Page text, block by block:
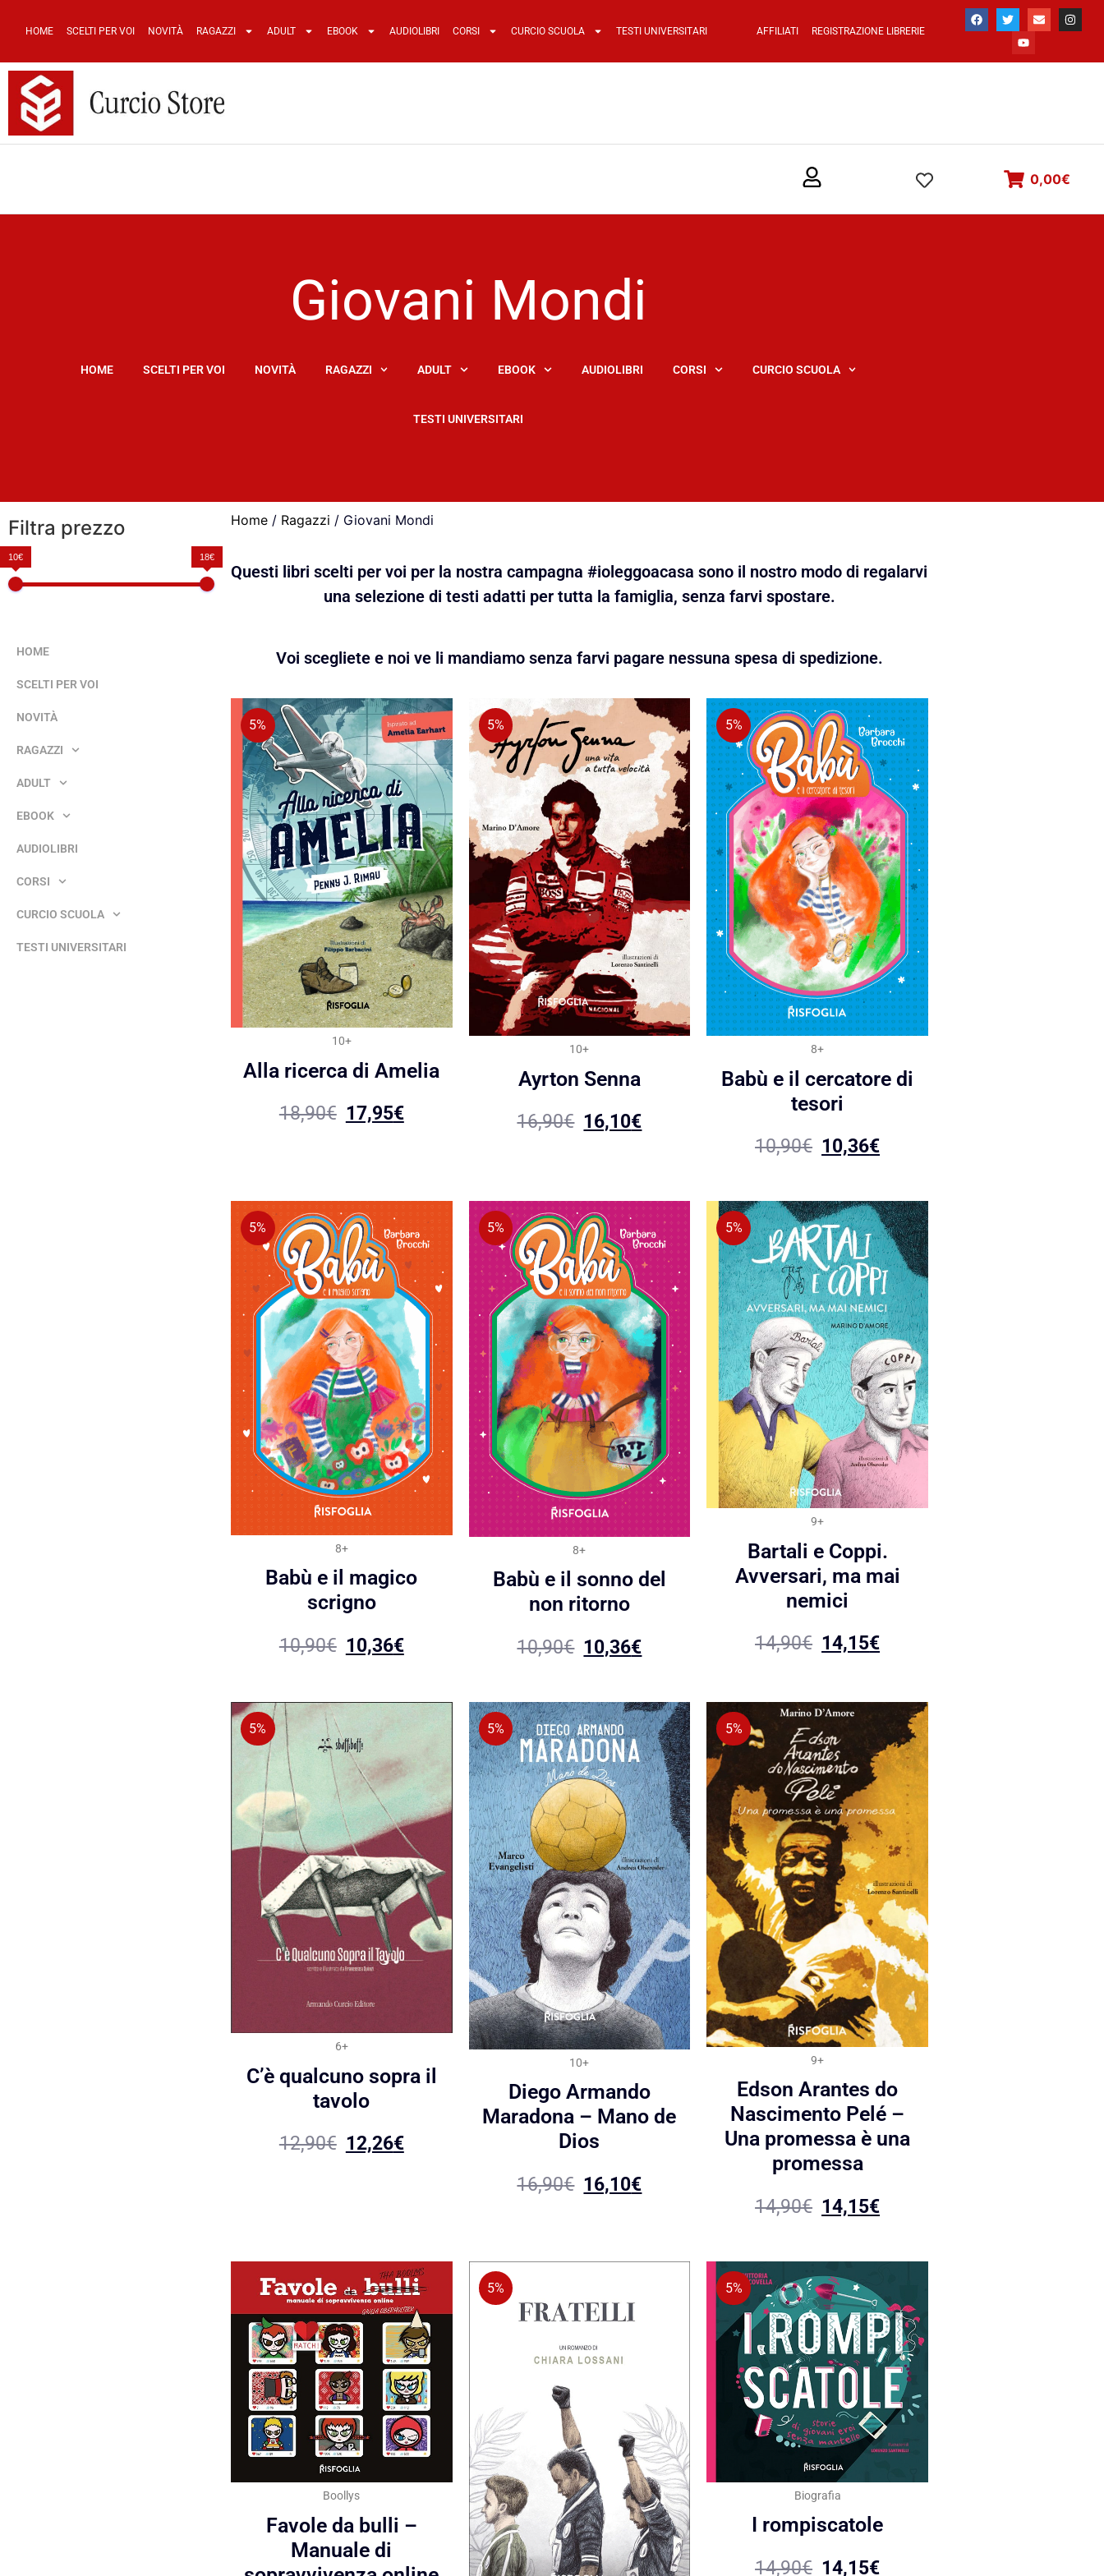
HOME SCELTI PER VOI NOVITÀ RAGAZZI ADULT EBOOK AUDIOLIBRI CORSI CURCIO SCUOLA TESTI UNIVERSITARI AFFILIATI REGISTRAZIONE LIBRERIE
0,00€
Giovani Mondi
HOME SCELTI PER VOI NOVITÀ RAGAZZI ADULT EBOOK AUDIOLIBRI CORSI CURCIO SCUOLA
TESTI UNIVERSITARI
Filtra prezzo
10€ 18€
HOME
SCELTI PER VOI
NOVITÀ
RAGAZZI
ADULT
EBOOK
AUDIOLIBRI
CORSI
CURCIO SCUOLA
TESTI UNIVERSITARI
Home / Ragazzi / Giovani Mondi
Questi libri scelti per voi per la nostra campagna #ioleggoacasa sono il nostro modo di regalarvi
una selezione di testi adatti per tutta la famiglia, senza farvi spostare.
Voi scegliete e noi ve li mandiamo senza farvi pagare nessuna spesa di spedizione.
5%
10+
Alla ricerca di Amelia
18,90€ 17,95€
5%
10+
Ayrton Senna
16,90€ 16,10€
5%
8+
Babù e il cercatore di
tesori
10,90€ 10,36€
5%
8+
Babù e il magico
scrigno
10,90€ 10,36€
5%
8+
Babù e il sonno del
non ritorno
10,90€ 10,36€
5%
9+
Bartali e Coppi.
Avversari, ma mai
nemici
14,90€ 14,15€
5%
6+
C’è qualcuno sopra il
tavolo
12,90€ 12,26€
5%
10+
Diego Armando
Maradona – Mano de
Dios
16,90€ 16,10€
5%
9+
Edson Arantes do
Nascimento Pelé –
Una promessa è una
promessa
14,90€ 14,15€
Boollys
Favole da bulli –
Manuale di
5% 5%
Biografia
I rompiscatole
14,90€ 14,15€